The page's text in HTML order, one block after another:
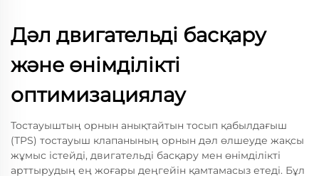
Дәл двигательді басқару
және өнімділікті
оптимизациялау
Тостауыштың орнын анықтайтын тосып қабылдағыш
(TPS) тостауыш клапанының орнын дәл өлшеуде жақсы
жұмыс істейді, двигательді басқару мен өнімділікті
арттырудың ең жоғары деңгейін қамтамасыз етеді. Бұл